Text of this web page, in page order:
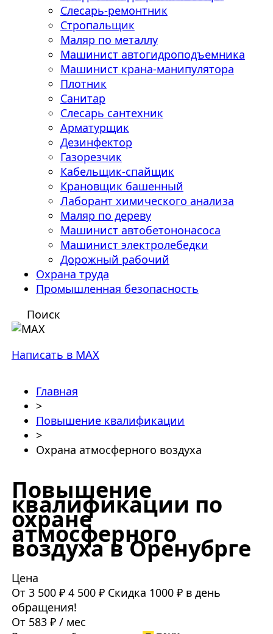
Слесарь-ремонтник
Стропальщик
Маляр по металлу
Машинист автогидроподъемника
Машинист крана-манипулятора
Плотник
Санитар
Слесарь сантехник
Арматурщик
Дезинфектор
Газорезчик
Кабельщик-спайщик
Крановщик башенный
Лаборант химического анализа
Маляр по дереву
Машинист автобетононасоса
Машинист электролебедки
Дорожный рабочий
Охрана труда
Промышленная безопасность
Поиск
Написать в MAX
Главная
>
Повышение квалификации
>
Охрана атмосферного воздуха
Повышение
квалификации по
охране
атмосферного
воздуха в Оренубрге
Цена
От 3 500 ₽ 4 500 ₽ Скидка 1000 ₽ в день
обращения!
От 583 ₽ / мес